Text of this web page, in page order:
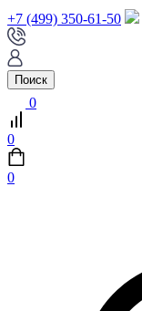
+7 (499) 350-61-50
Поиск
0
0
0